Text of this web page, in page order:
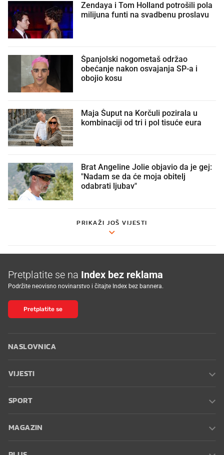
Zendaya i Tom Holland potrošili pola
milijuna funti na svadbenu proslavu
Španjolski nogometaš održao
obećanje nakon osvajanja SP-a i
obojio kosu
Maja Šuput na Korčuli pozirala u
kombinaciji od tri i pol tisuće eura
Brat Angeline Jolie objavio da je gej:
"Nadam se da će moja obitelj
odabrati ljubav"
PRIKAŽI JOŠ VIJESTI
Pretplatite se na Index bez reklama
Podržite neovisno novinarstvo i čitajte Index bez bannera.
Pretplatite se
NASLOVNICA
VIJESTI
SPORT
MAGAZIN